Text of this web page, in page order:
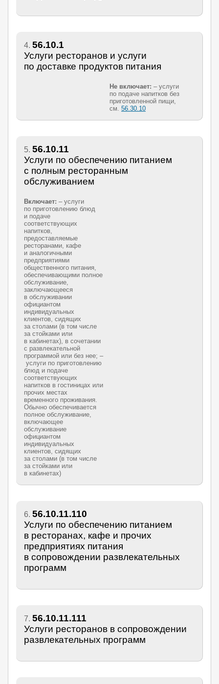
4. 56.10.1
Услуги ресторанов и услуги
по доставке продуктов питания
Не включает: – услуги
по подаче напитков без
приготовленной пищи,
см. 56.30.10
5. 56.10.11
Услуги по обеспечению питанием
с полным ресторанным
обслуживанием
Включает: – услуги
по приготовлению блюд
и подаче
соответствующих
напитков,
предоставляемые
ресторанами, кафе
и аналогичными
предприятиями
общественного питания,
обеспечивающими полное
обслуживание,
заключающееся
в обслуживании
официантом
индивидуальных
клиентов, сидящих
за столами (в том числе
за стойками или
в кабинетах), в сочетании
с развлекательной
программой или без нее; –
услуги по приготовлению
блюд и подаче
соответствующих
напитков в гостиницах или
прочих местах
временного проживания.
Обычно обеспечивается
полное обслуживание,
включающее
обслуживание
официантом
индивидуальных
клиентов, сидящих
за столами (в том числе
за стойками или
в кабинетах)
6. 56.10.11.110
Услуги по обеспечению питанием
в ресторанах, кафе и прочих
предприятиях питания
в сопровождении развлекательных
программ
7. 56.10.11.111
Услуги ресторанов в сопровождении
развлекательных программ